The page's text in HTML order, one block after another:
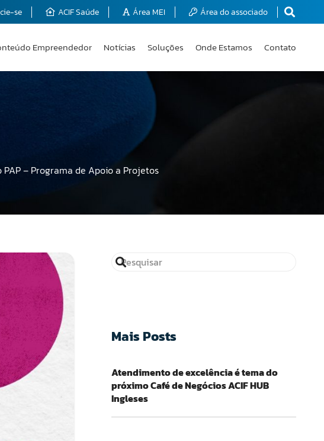
se ACIF Saúde Área MEI Área do associado
Empreendedor Notícias Soluções Onde Estamos Contato
– Programa de Apoio a Projetos
Mais Posts
Atendimento de excelência é tema do
próximo Café de Negócios ACIF HUB
Ingleses